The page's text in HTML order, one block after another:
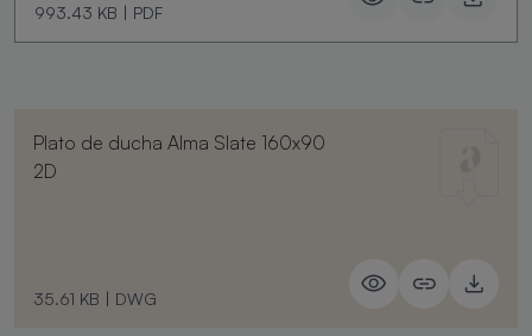
993.43 KB | PDF
Plato de ducha Alma Slate 160x90
2D
35.61 KB | DWG